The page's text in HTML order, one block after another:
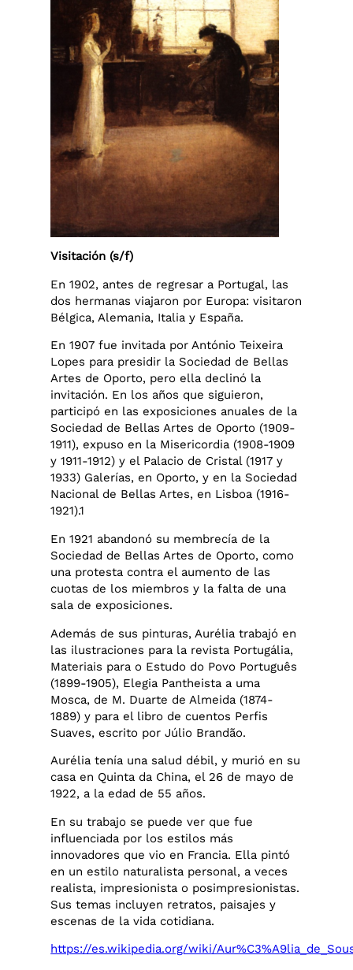
Visitación (s/f)
En 1902, antes de regresar a Portugal, las
dos hermanas viajaron por Europa: visitaron
Bélgica, Alemania, Italia y España.
En 1907 fue invitada por António Teixeira
Lopes para presidir la Sociedad de Bellas
Artes de Oporto, pero ella declinó la
invitación. En los años que siguieron,
participó en las exposiciones anuales de la
Sociedad de Bellas Artes de Oporto (1909-
1911), expuso en la Misericordia (1908-1909
y 1911-1912) y el Palacio de Cristal (1917 y
1933) Galerías, en Oporto, y en la Sociedad
Nacional de Bellas Artes, en Lisboa (1916-
1921).1​
En 1921 abandonó su membrecía de la
Sociedad de Bellas Artes de Oporto, como
una protesta contra el aumento de las
cuotas de los miembros y la falta de una
sala de exposiciones.​
Además de sus pinturas, Aurélia trabajó en
las ilustraciones para la revista Portugália,
Materiais para o Estudo do Povo Português
(1899-1905), Elegia Pantheista a uma
Mosca, de M. Duarte de Almeida (1874-
1889) y para el libro de cuentos Perfis
Suaves, escrito por Júlio Brandão.
Aurélia tenía una salud débil, y murió en su
casa en Quinta da China, el 26 de mayo de
1922, a la edad de 55 años.
En su trabajo se puede ver que fue
influenciada por los estilos más
innovadores que vio en Francia. Ella pintó
en un estilo naturalista personal, a veces
realista, impresionista o posimpresionistas.
Sus temas incluyen retratos, paisajes y
escenas de la vida cotidiana.
https://es.wikipedia.org/wiki/